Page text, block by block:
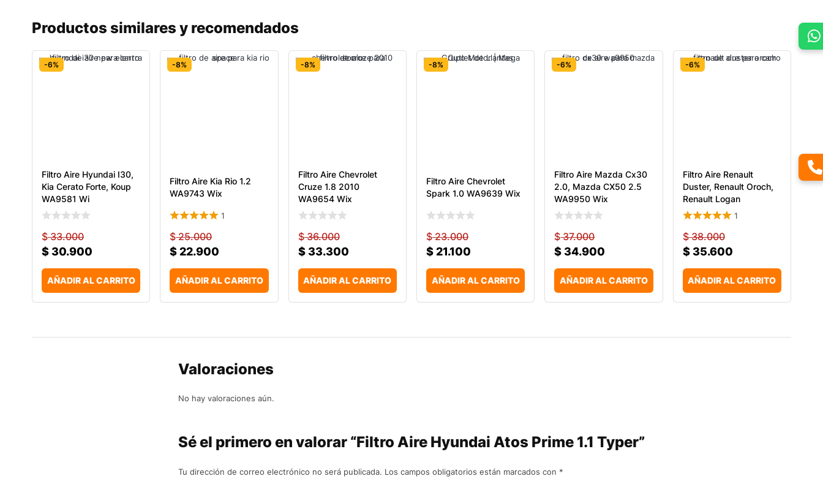
Productos similares y recomendados
-6%
Filtro Aire Hyundai I30,
Kia Cerato Forte, Koup
WA9581 Wi
$33.000
$30.900
AÑADIR AL CARRITO
-8%
Filtro Aire Kia Rio 1.2
WA9743 Wix
1
$25.000
$22.900
AÑADIR AL CARRITO
-8%
Filtro Aire Chevrolet
Cruze 1.8 2010
WA9654 Wix
$36.000
$33.300
AÑADIR AL CARRITO
-8%
Filtro Aire Chevrolet
Spark 1.0 WA9639 Wix
$23.000
$21.100
AÑADIR AL CARRITO
-6%
Filtro Aire Mazda Cx30
2.0, Mazda CX50 2.5
WA9950 Wix
$37.000
$34.900
AÑADIR AL CARRITO
-6%
Filtro Aire Renault
Duster, Renault Oroch,
Renault Logan
1
$38.000
$35.600
AÑADIR AL CARRITO
Valoraciones
No hay valoraciones aún.
Sé el primero en valorar “Filtro Aire Hyundai Atos Prime 1.1 Typer”
Tu dirección de correo electrónico no será publicada. Los campos obligatorios están marcados con *